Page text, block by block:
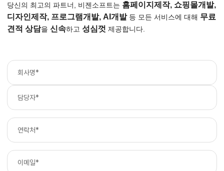
당신의 최고의 파트너, 비젠소프트는 홈페이지제작, 쇼핑몰개발,
디자인제작, 프로그램개발, AI개발등 모든 서비스에 대해 무료
견적 상담을 신속하고 성심껏 제공합니다.